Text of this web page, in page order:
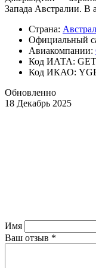
Запада Австралии. В
Страна:
Официальный
Авиакомпании:
Код ИАТА: GET
Код ИКАО:
Обновленно
18 Декабрь 2025
Имя
Ваш отзыв *